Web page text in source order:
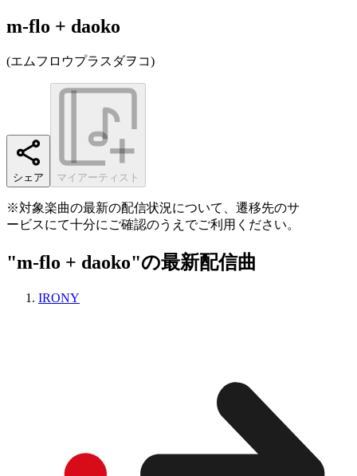
m-flo + daoko
(エムフロウプラスダヲコ)
シェア マイアーティスト
※対象楽曲の最新の配信状況について、遷移先のサ
ービスにて十分にご確認のうえでご利用ください。
"m-flo + daoko"の最新配信曲
IRONY